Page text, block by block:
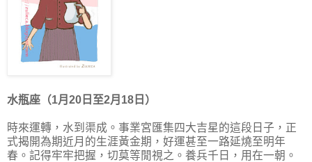
水瓶座（1月20日至2月18日）
時來運轉，水到渠成。事業宮匯集四大吉星的這段日子，正
式揭開為期近月的生涯黃金期，好運甚至一路延燒至明年
春。記得牢牢把握，切莫等閒視之。養兵千日，用在一朝。